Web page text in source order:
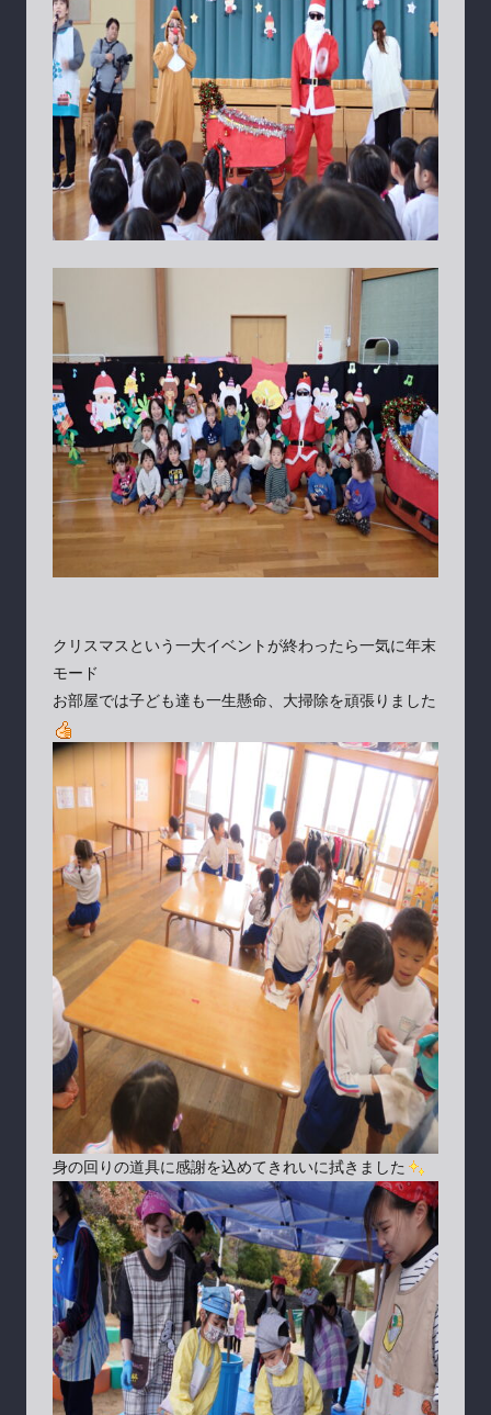
クリスマスという一大イベントが終わったら一気に年末
モード
お部屋では子ども達も一生懸命、大掃除を頑張りました
身の回りの道具に感謝を込めてきれいに拭きました